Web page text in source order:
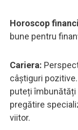
Horoscop
bune pentru
Cariera:
câștiguri
puteți
pregătire
viitor.